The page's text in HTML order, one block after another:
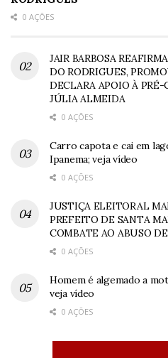
0 AÇÕES
JAIR BARBOSA
DO RODRIGUES,
DECLARA APOIO À
JÚLIA ALMEIDA
0 AÇÕES
Carro capota e cai em
Ipanema; veja vídeo
0 AÇÕES
JUSTIÇA ELEITORAL
PREFEITO DE SANTA
COMBATE AO ABUSO
0 AÇÕES
Homem é algemado a
veja vídeo
0 AÇÕES